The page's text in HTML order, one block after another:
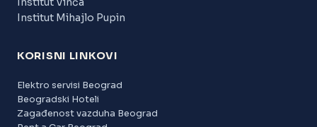
Institut Mihajlo Pupin
KORISNI LINKOVI
Elektro servisi Beograd
Beogradski Hoteli
Zagađenost vazduha Beograd